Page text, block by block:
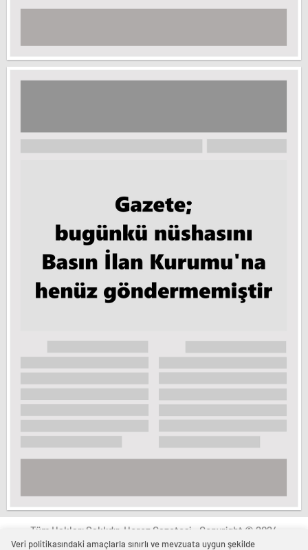
Tüm Hakları Saklıdır. Horoz Gazetesi - Copyright © 2024
Veri politikasındaki amaçlarla sınırlı ve mevzuata uygun şekilde